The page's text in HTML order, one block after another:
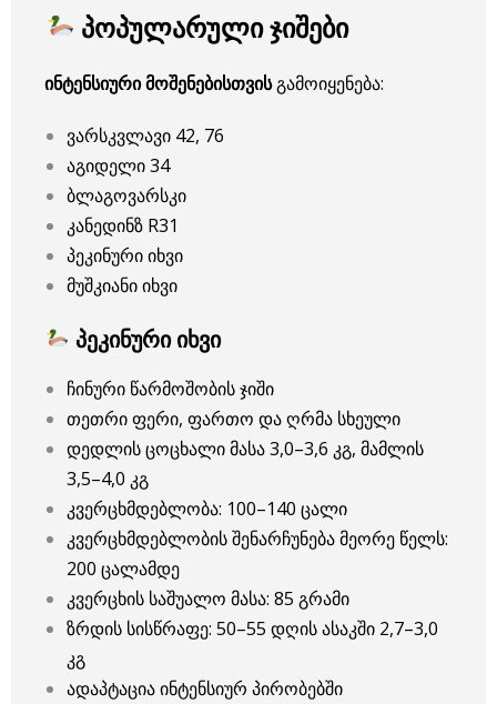
პოპულარული ჯიშები
ინტენსიური მოშენებისთვისგამოიყენება:
ვარსკვლავი 42, 76
აგიდელი 34
ბლაგოვარსკი
კანედინზ R31
პეკინური იხვი
მუშკიანი იხვი
პეკინური იხვი
ჩინური წარმოშობის ჯიში
თეთრი ფერი, ფართო და ღრმა სხეული
დედლის ცოცხალი მასა 3,0–3,6 კგ, მამლის
3,5–4,0 კგ
კვერცხმდებლობა: 100–140 ცალი
კვერცხმდებლობის შენარჩუნება მეორე წელს:
200 ცალამდე
კვერცხის საშუალო მასა: 85 გრამი
ზრდის სისწრაფე: 50–55 დღის ასაკში 2,7–3,0
კგ
ადაპტაცია ინტენსიურ პირობებში